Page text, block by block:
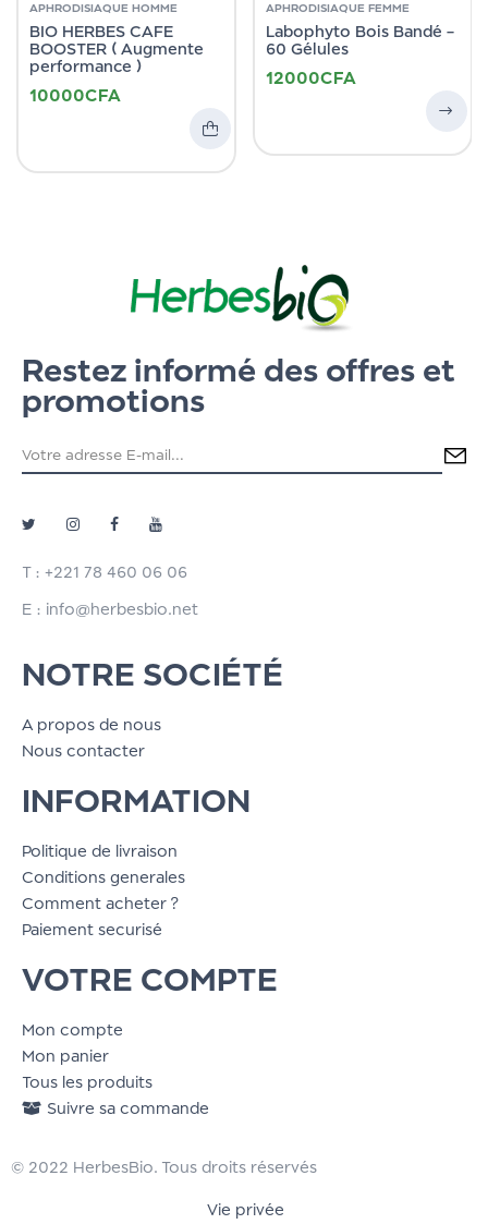
APHRODISIAQUE HOMME
BIO HERBES CAFE
BOOSTER ( Augmente
performance )
10000CFA
APHRODISIAQUE FEMME
Labophyto Bois Bandé –
60 Gélules
12000CFA
Restez informé des offres et
promotions
T : +221 78 460 06 06
E : info@herbesbio.net
NOTRE SOCIÉTÉ
A propos de nous
Nous contacter
INFORMATION
Politique de livraison
Conditions generales
Comment acheter ?
Paiement securisé
VOTRE COMPTE
Mon compte
Mon panier
Tous les produits
Suivre sa commande
© 2022 HerbesBio. Tous droits réservés
Vie privée